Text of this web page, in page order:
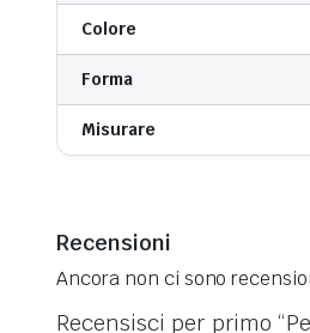
Colore
Forma
Misurare
Recensioni
Ancora non ci sono
Recensisci per primo